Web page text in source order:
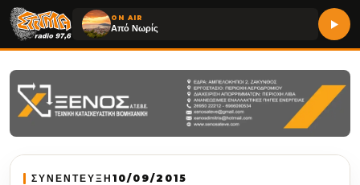
ON AIR
Από Νωρίς
ΣΥΝΕΝΤΕΥΞΗ 10/09/2015